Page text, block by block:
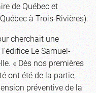
de Québec et
à Trois-Rivières).
cherchait une
Le Samuel-
« Dès nos premières
ont été de la partie,
préventive de la